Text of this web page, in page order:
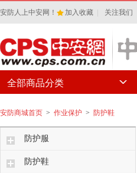
安防人上中安网！ 加入收藏 关注我们
全部商品分类
安防商城首页 > 作业保护 > 防护鞋
防护服
防护鞋